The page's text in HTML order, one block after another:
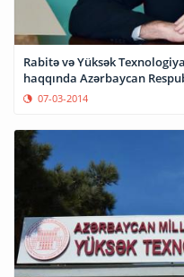
Rabitə və Yüksək
haqqında Azərbaycan
07-03-2014